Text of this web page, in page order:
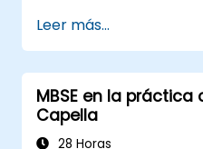
añadido de Capella en
herramientas
documentos;
adopción del MBSE en
prácticas de
contribución del MBSE
Leer más...
MBSE en la práctica
Capella
28 Horas